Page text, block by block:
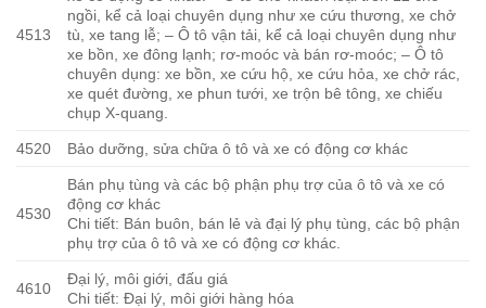
4513
ngồi, kể cả loại chuyên dụng như xe cứu thương, xe chở
tù, xe tang lễ; – Ô tô vận tải, kể cả loại chuyên dụng như
xe bồn, xe đông lạnh; rơ-moóc và bán rơ-moóc; – Ô tô
chuyên dụng: xe bồn, xe cứu hộ, xe cứu hỏa, xe chở rác,
xe quét đường, xe phun tưới, xe trộn bê tông, xe chiếu
chụp X-quang.
4520 Bảo dưỡng, sửa chữa ô tô và xe có động cơ khác
4530
Bán phụ tùng và các bộ phận phụ trợ của ô tô và xe có
động cơ khác
Chi tiết: Bán buôn, bán lẻ và đại lý phụ tùng, các bộ phận
phụ trợ của ô tô và xe có động cơ khác.
4610
Đại lý, môi giới, đấu giá
Chi tiết: Đại lý, môi giới hàng hóa